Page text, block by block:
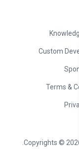
Custom
Terms &
Copyrights ©